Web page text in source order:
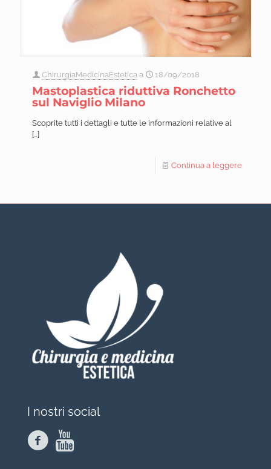
ChirurgiaMedicinaEstetica a 18/09/2018
Mastoplastica riduttiva Ronchetto
sul Naviglio Milano
Scoprite tutti i dettagli e tutte le informazioni relative al
[…]
Continua a leggere
I nostri social